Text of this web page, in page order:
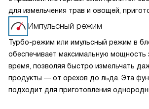
для измельчения трав и овощей,
Импульсный режим
Турбо-режим или имульсный режим в
обеспечивает максимальную мощность
время, позволяя быстро измельчать
продукты — от орехов до льда. Эта
подходит для приготовления